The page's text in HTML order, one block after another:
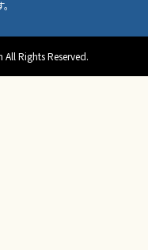
Rights Reserved.